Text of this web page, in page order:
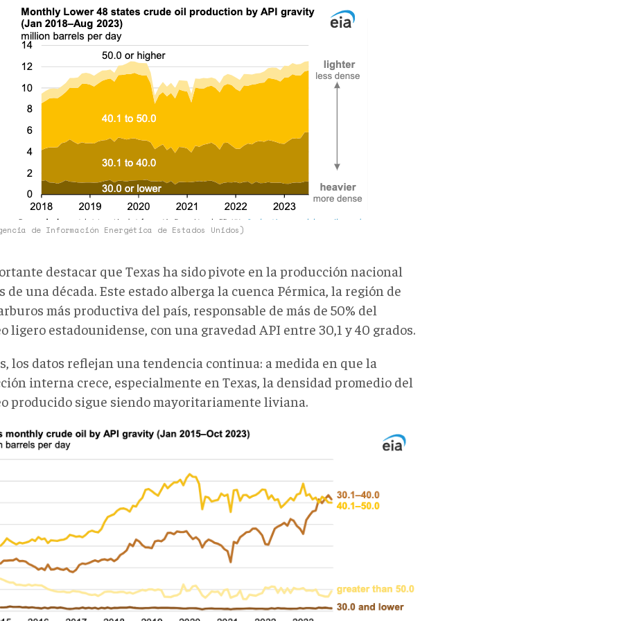
de Información Energética de Estados Unidos)
destacar que Texas ha sidopivote en la producción nacional
de una década. Este estado alberga la cuenca Pérmica, la región de
más productiva del país, responsable de más de 50% del
ligero estadounidense, con una gravedad API entre 30,1 y 40 grados.
los datos reflejan una tendencia continua: a medida en que la
interna crece, especialmente en Texas, la densidad promedio del
producido sigue siendo mayoritariamente liviana.